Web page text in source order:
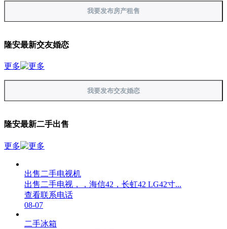
我要发布房产租售
隆安最新交友婚恋
更多
我要发布交友婚恋
隆安最新二手出售
更多
出售二手电视机
出售二手电视，，海信42，长虹42 LG42寸...
查看联系电话
08-07
二手冰箱